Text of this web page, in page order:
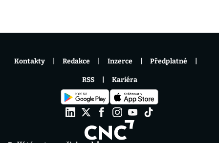
Kontakty Redakce Inzerce Předplatné
RSS Kariéra